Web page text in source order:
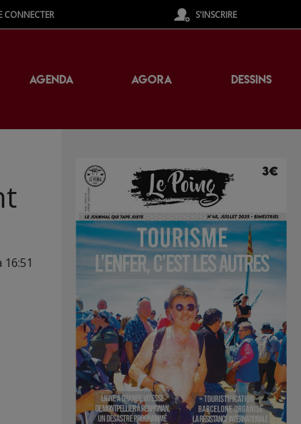
CONNECTER S'INSCRIRE
AGENDA AGORA DESSINS